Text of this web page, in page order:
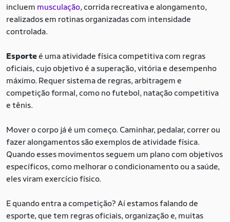
incluem musculação, corrida recreativa e alongamento,
realizados em rotinas organizadas com intensidade
controlada.
Esporteé uma atividade física competitiva com regras
oficiais, cujo objetivo é a superação, vitória e desempenho
máximo. Requer sistema de regras, arbitragem e
competição formal, como no futebol, natação competitiva
e tênis.
Mover o corpo já é um começo. Caminhar, pedalar, correr ou
fazer alongamentos são exemplos de atividade física.
Quando esses movimentos seguem um plano com objetivos
específicos, como melhorar o condicionamento ou a saúde,
eles viram exercício físico.
E quando entra a competição? Aí estamos falando de
esporte, que tem regras oficiais, organização e, muitas